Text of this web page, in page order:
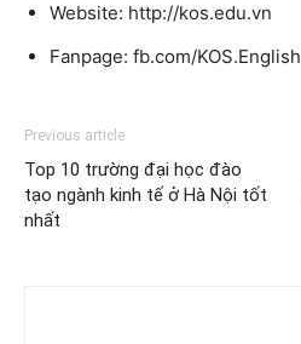
Website: http://kos.edu.vn
Fanpage: fb.com/KOS.English
Previous article
Top 10 trường đại học đào
tạo ngành kinh tế ở Hà Nội tốt
nhất